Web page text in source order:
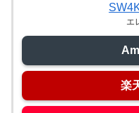
エ
楽